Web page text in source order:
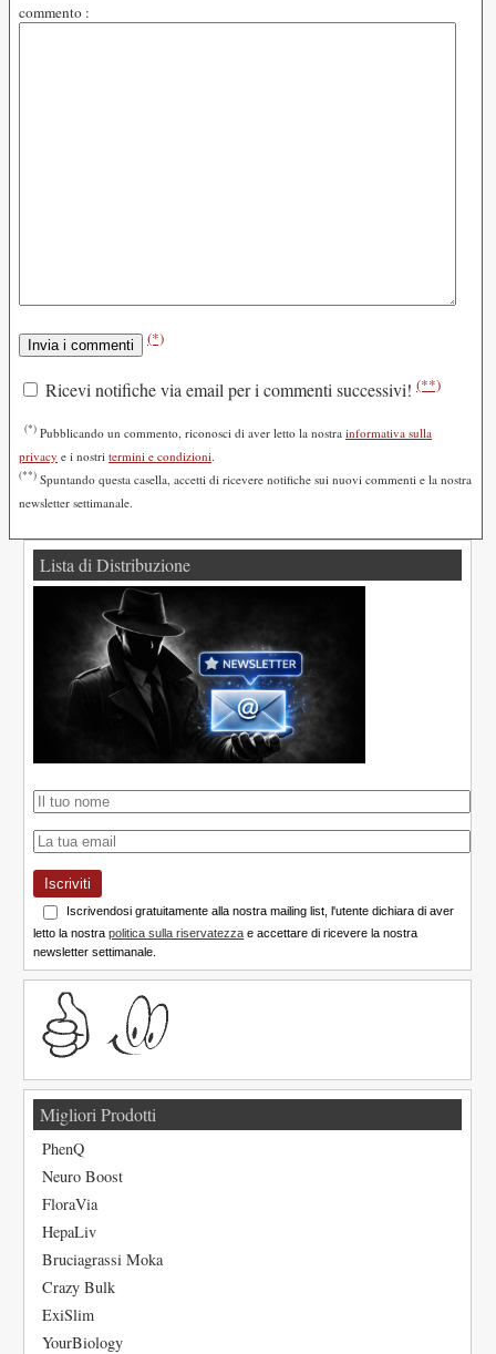
commento :
(*)
Ricevi notifiche via email per i commenti successivi! (**)
(*) Pubblicando un commento, riconosci di aver letto la nostra informativa sulla
privacy e i nostri termini e condizioni.
(**) Spuntando questa casella, accetti di ricevere notifiche sui nuovi commenti e la nostra
newsletter settimanale.
Lista di Distribuzione
Iscriviti
Iscrivendosi gratuitamente alla nostra mailing list, l'utente dichiara di aver
letto la nostrapolitica sulla riservatezza e accettare di ricevere la nostra
newsletter settimanale.
Migliori Prodotti
PhenQ
Neuro Boost
FloraVia
HepaLiv
Bruciagrassi Moka
Crazy Bulk
ExiSlim
YourBiology